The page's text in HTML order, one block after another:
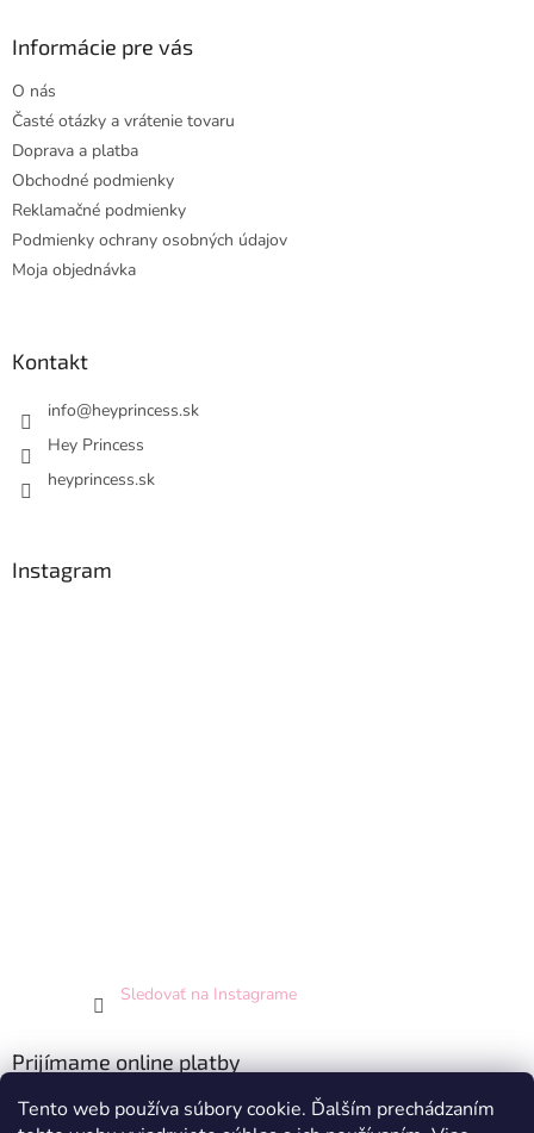
Tento web používa súbory cookie. Ďalším prechádzaním
Informácie pre vás
O nás
Časté otázky a vrátenie tovaru
Doprava a platba
Obchodné podmienky
Reklamačné podmienky
Podmienky ochrany osobných údajov
Moja objednávka
Kontakt
info@heyprincess.sk
Hey Princess
heyprincess.sk
Instagram
Sledovať na Instagrame
Prijímame online platby